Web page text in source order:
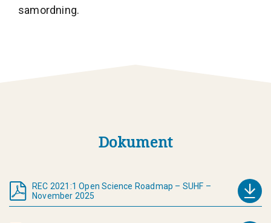
samordning.
Dokument
REC 2021:1 Open Science Roadmap – SUHF –
November 2025